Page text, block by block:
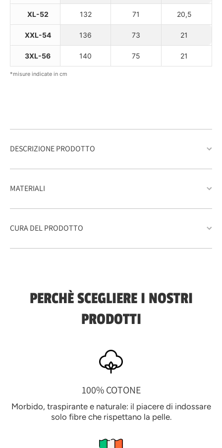
XL-52 132 71 20,5
XXL-54 136 73 21
3XL-56 140 75 21
*misure indicate in cm
DESCRIZIONE PRODOTTO
MATERIALI
CURA DEL PRODOTTO
PERCHÈ SCEGLIERE I NOSTRI
PRODOTTI
100% COTONE
Morbido, traspirante e naturale: il piacere di indossare
solo fibre che rispettano la pelle.